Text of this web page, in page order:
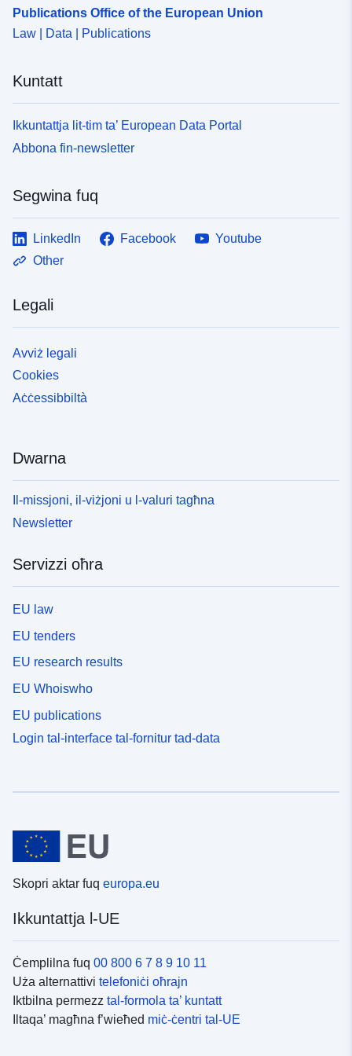
Publications Office of the European Union
Law | Data | Publications
Kuntatt
Ikkuntattja lit-tim ta’ European Data Portal
Abbona fin-newsletter
Segwina fuq
LinkedIn Facebook
Youtube
Other
Legali
Avviż legali
Cookies
Aċċessibbiltà
Dwarna
Il-missjoni, il-viżjoni u l-valuri tagħna
Newsletter
Servizzi oħra
EU law
EU tenders
EU research results
EU Whoiswho
EU publications
Login tal-interface tal-fornitur tad-data
Skopri aktar fuq europa.eu
Ikkuntattja l-UE
Ċemplilna fuq 00 800 6 7 8 9 10 11
Uża alternattivi telefoniċi oħrajn
Iktbilna permezz tal-formola ta’ kuntatt
Iltaqa’ magħna f’wieħed miċ-ċentri tal-UE